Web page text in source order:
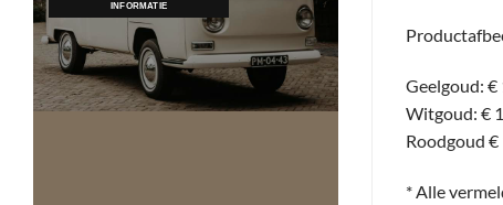
INFORMATIE
Geelgoud: €
Witgoud: €
Roodgoud
* Alle